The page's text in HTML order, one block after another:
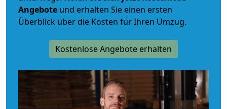
Angebote und erhalten Sie einen ersten
Überblick über die Kosten für Ihren Umzug.
Kostenlose Angebote erhalten